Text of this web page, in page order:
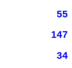
55
147
34